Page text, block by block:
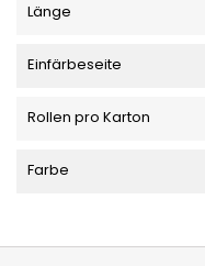
Länge
Einfärbeseite
Rollen pro Karton
Farbe